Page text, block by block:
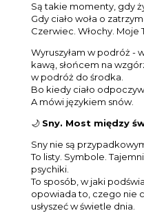
Są takie momenty, gdy
Gdy ciało woła o
Czerwiec. Włochy. Moje
Wyruszyłam w podróż -
kawą, słońcem na
w podróż do środka.
Bo kiedy ciało
A mówi językiem snów.
🌙 Sny. Most między
Sny nie są
To listy. Symbole.
psychiki.
To sposób, w jaki
opowiada to, czego nie
usłyszeć w świetle dnia.